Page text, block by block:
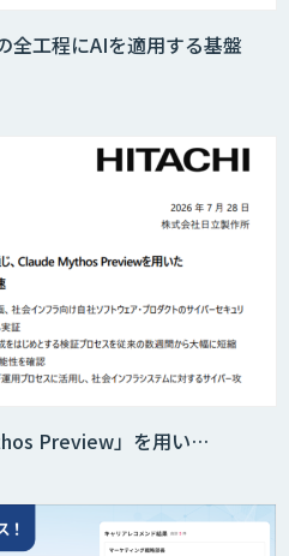
全工程にAIを適用する基盤
Preview」を用い…